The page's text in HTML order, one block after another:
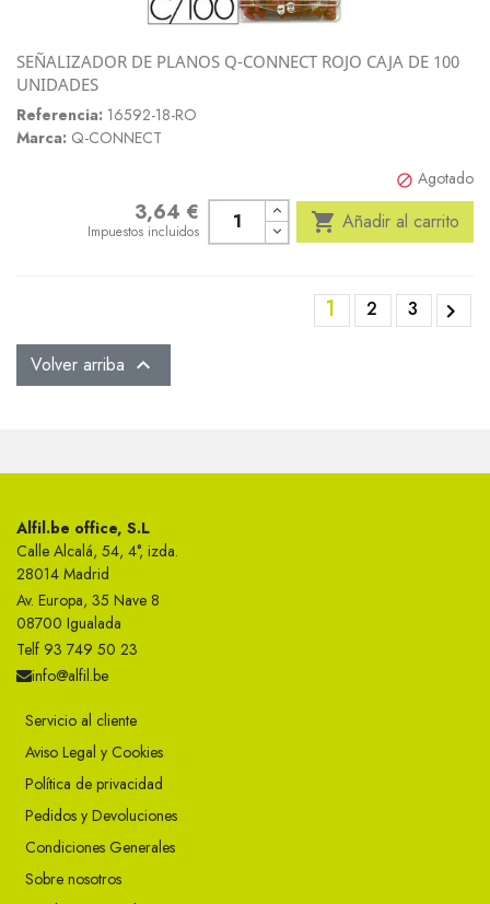
SEÑALIZADOR DE PLANOS Q-CONNECT ROJO CAJA DE 100
UNIDADES
Referencia: 16592-18-RO
Marca: Q-CONNECT
 Agotado
3,64 €
Impuestos incluidos  Añadir al carrito
1 2 3 
Volver arriba 
Alfil.be office, S.L
Calle Alcalá, 54, 4°, izda.
28014 Madrid
Av. Europa, 35 Nave 8
08700 Igualada
Telf 93 749 50 23
info@alfil.be
Servicio al cliente
Aviso Legal y Cookies
Política de privacidad
Pedidos y Devoluciones
Condiciones Generales
Sobre nosotros